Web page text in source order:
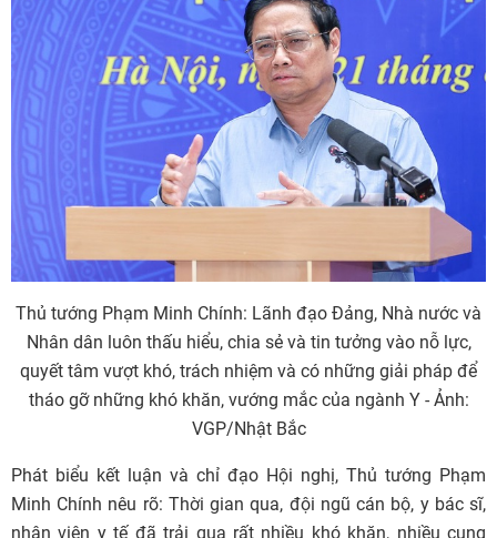
Thủ tướng Phạm Minh Chính: Lãnh đạo Đảng, Nhà nước và
Nhân dân luôn thấu hiểu, chia sẻ và tin tưởng vào nỗ lực,
quyết tâm vượt khó, trách nhiệm và có những giải pháp để
tháo gỡ những khó khăn, vướng mắc của ngành Y - Ảnh:
VGP/Nhật Bắc
Phát biểu kết luận và chỉ đạo Hội nghị, Thủ tướng Phạm
Minh Chính nêu rõ: Thời gian qua, đội ngũ cán bộ, y bác sĩ,
nhân viên y tế đã trải qua rất nhiều khó khăn, nhiều cung